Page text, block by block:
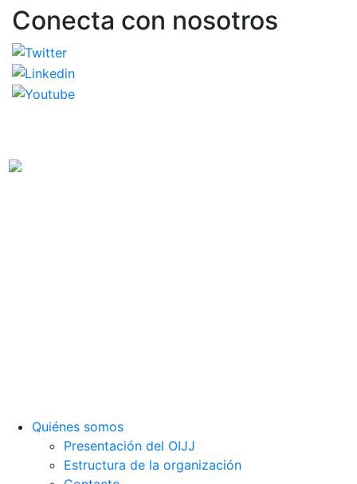
Conecta con nosotros
Quiénes somos
Presentación del OIJJ
Estructura de la organización